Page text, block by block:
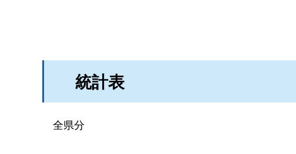
統計表
全県分